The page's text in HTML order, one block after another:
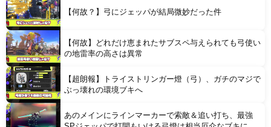
Powered by livedoor 相互RSS【何故？】弓にジェッパが結局微妙だった件
【何故】どれだけ恵まれたサブスペ与えられても弓使い
の地雷率の高さは異常
【超朗報】トライストリンガー燈（弓）、ガチのマジで
ぶっ壊れの環境ブキへ
あのメインにラインマーカーで索敵＆追い打ち、最強